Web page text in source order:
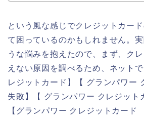
という風な感じでクレジットカー
て困っているのかもしれません。
うな悩みを抱えたので、まず、ク
えない原因を調べるため、ネット
レジットカード】【 グランパワー
失敗】【 グランパワー クレジッ
【グランパワー クレジットカー